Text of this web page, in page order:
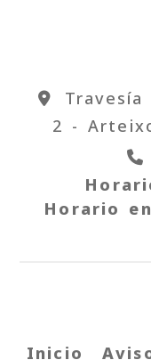
2 -
Horario
Inicio